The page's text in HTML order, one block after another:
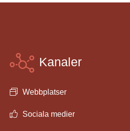
Kanaler
Webbplatser
Sociala medier